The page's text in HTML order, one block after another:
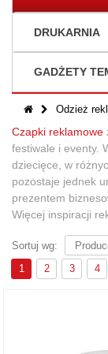
DRUKARNIA
GADŻETY
Odzież
Czapki reklamowe
festiwale i eventy.
dziecięce, w
pozostaje jednek
prezentem
Więcej inspiracji
Sortuj wg:
1
2 3 4